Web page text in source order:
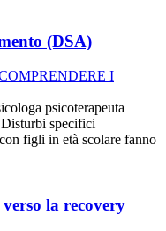
(DSA)
I
psicoterapeuta
specifici
figli in età scolare fanno
la recovery